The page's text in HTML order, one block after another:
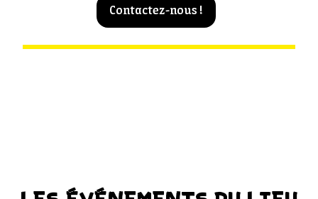
Contactez-nous !